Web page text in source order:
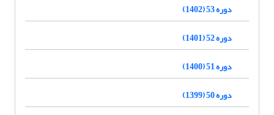
دوره 53 (1402)
دوره 52 (1401)
دوره 51 (1400)
دوره 50 (1399)